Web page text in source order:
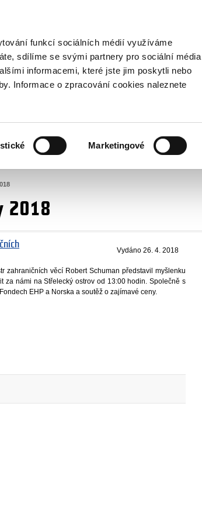
funkcí sociálních médií využíváme
sdílíme se svými partnery pro sociální média
informacemi, které jste jim poskytli nebo
Informace o zpracování cookies naleznete
Marketingové
SPRAVEDLNOST VNITŘNÍ VĚCI
2018
Vydáno 26. 4. 2018
zahraničních věcí Robert Schuman představil myšlenku
za námi na Střelecký ostrov od 13:00 hodin. Společně s
EHP a Norska a soutěž o zajímavé ceny.